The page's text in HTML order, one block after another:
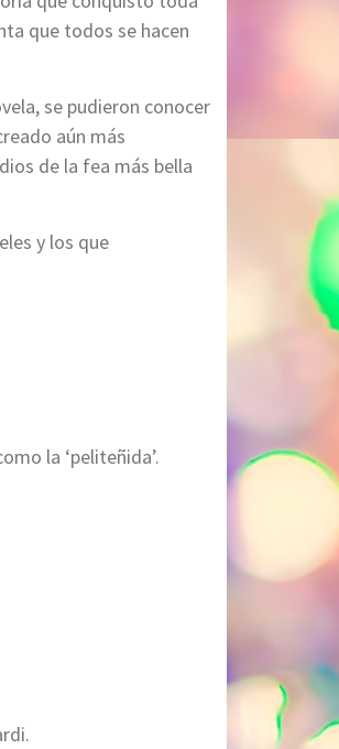
que todos se hacen
se pudieron conocer
aún más
de la fea más bella
y los que
la ‘peliteñida’.